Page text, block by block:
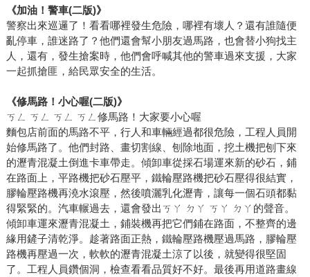
《加油！警車(二版)》
警察出來巡邏了！看看哪裡發生危險，哪裡有壞人？還有誰隨便
亂停車，誰迷路了？他們還會幫小朋友過馬路，也會替小狗找主
人，還有，發生搶案時，他們會呼喊其他的警車過來支援，大家
一起抓搶匪，給民眾安全的生活。
《修馬路！小心喔(二版)》
ㄎㄥ ㄎㄥ ㄎㄥ ㄎㄥ修馬路！大家要小心喔
麵包店前面的馬路不平，行人和車輛經過都很危險，工程人員開
始修馬路了。他們封路、畫切割線、刨除地面，挖土機把刨下來
的瀝青混凝土倒進卡車帶走。傾卸車從採石場運來新的砂石，鋪
在路面上，平路機把砂石壓平，鐵輪壓路機把砂石壓得很結實，
膠輪壓路機再澆水滾壓，然後噴灑乳化瀝青，讓每一個石頭都黏
得緊緊的。汽車輾過去，還會發出ㄎㄚ ㄉㄚ ㄎㄚ ㄉㄚ的聲音。
傾卸車運來瀝青混凝土，鋪裝機再把它們鋪在路面，不整齊的邊
緣用鏟子清乾淨。趁著路面正熱，鐵輪壓路機壓過馬路，膠輪壓
路機再壓過一次，軟軟的瀝青混凝土涼了以後，就變得很堅固
了。工程人員鑽個洞，檢查看看品質好不好。最後再用道路畫線